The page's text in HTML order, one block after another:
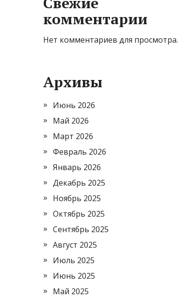
комментарии
Нет комментариев для просмотра.
Архивы
Июнь 2026
Май 2026
Март 2026
Февраль 2026
Январь 2026
Декабрь 2025
Ноябрь 2025
Октябрь 2025
Сентябрь 2025
Август 2025
Июль 2025
Июнь 2025
Май 2025